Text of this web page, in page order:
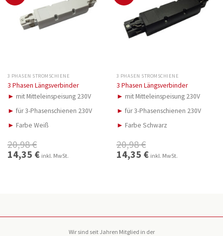
3 PHASEN STROMSCHIENE
3 Phasen Längsverbinder
► mit Mitteleinspeisung 230V
► für 3-Phasenschienen 230V
► Farbe Weiß
20,98€
Ursprünglicher
Preis
14,35 €Aktueller
Preis
inkl. MwSt.
3 PHASEN STROMSCHIENE
3 Phasen Längsverbinder
► mit Mitteleinspeisung 230V
► für 3-Phasenschienen 230V
► Farbe Schwarz
20,98€
Ursprünglicher
Preis
14,35 €Aktueller
Preis
inkl. MwSt.
Wir sind seit Jahren Mitglied in der